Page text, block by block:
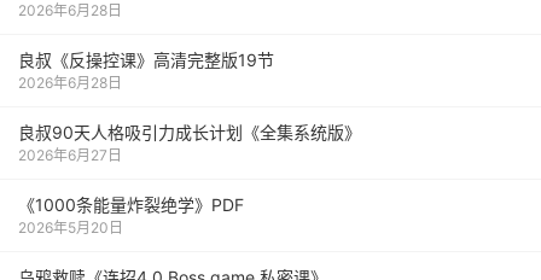
2026年6月28日
良叔《反操控课》高清完整版19节
2026年6月28日
良叔90天人格吸引力成长计划《全集系统版》
2026年6月27日
《1000‮能条‬‎量‮裂炸‬‎绝学》PDF
2026年5月20日